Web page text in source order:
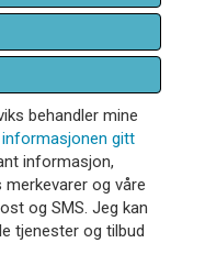
behandler mine
informasjonen gitt
informasjon,
og våre
og SMS. Jeg kan
tjenester og tilbud